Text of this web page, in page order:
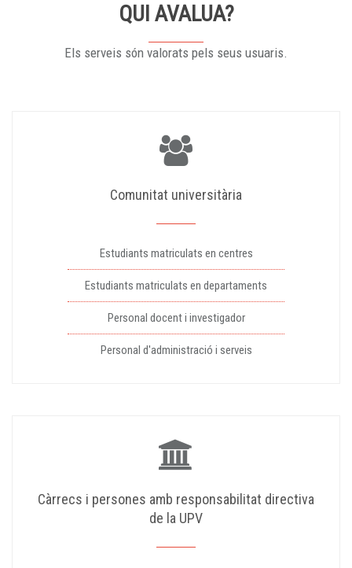
QUI AVALUA?
Els serveis són valorats pels seus usuaris.
Comunitat universitària
Estudiants matriculats en centres
Estudiants matriculats en departaments
Personal docent i investigador
Personal d'administració i serveis
Càrrecs i persones amb responsabilitat directiva
de la UPV